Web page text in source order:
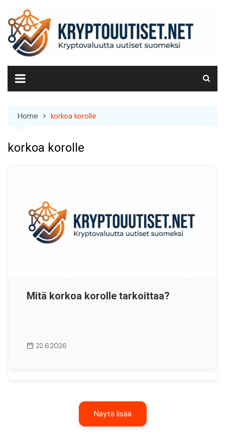
content
Home korkoa korolle
korkoa korolle
Mitä korkoa korolle tarkoittaa?
22.6.2026
Näytä lisää